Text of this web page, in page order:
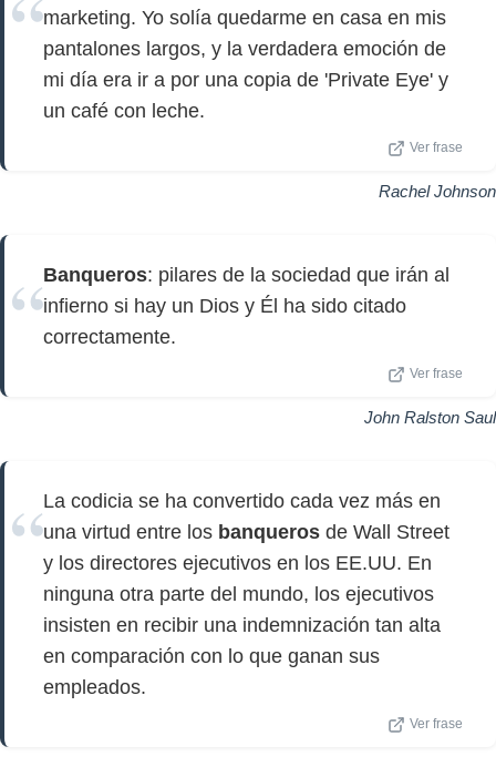
marketing. Yo solía quedarme en casa en mis
pantalones largos, y la verdadera emoción de
mi día era ir a por una copia de 'Private Eye' y
un café con leche.
Ver frase
Rachel Johnson
Banqueros: pilares de la sociedad que irán al
infierno si hay un Dios y Él ha sido citado
correctamente.
Ver frase
John Ralston Saul
La codicia se ha convertido cada vez más en
una virtud entre los banqueros de Wall Street
y los directores ejecutivos en los EE.UU. En
ninguna otra parte del mundo, los ejecutivos
insisten en recibir una indemnización tan alta
en comparación con lo que ganan sus
empleados.
Ver frase